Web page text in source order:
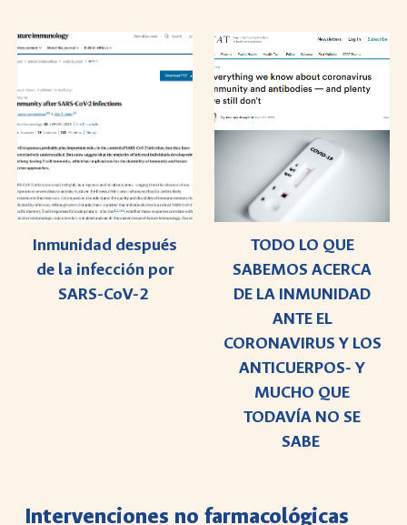
Inmunidad después
de la infección por
SARS-CoV-2
TODO LO QUE
SABEMOS ACERCA
DE LA INMUNIDAD
ANTE EL
CORONAVIRUS Y LOS
ANTICUERPOS- Y
MUCHO QUE
TODAVÍA NO SE
SABE
Intervenciones no farmacológicas